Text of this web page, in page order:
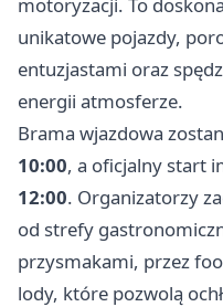
unikatowe pojazdy,
entuzjastami oraz
energii atmosferze.
Brama wjazdowa
10:00, a oficjalny start
12:00. Organizatorzy
od strefy
przysmakami, przez
lody, które pozwolą